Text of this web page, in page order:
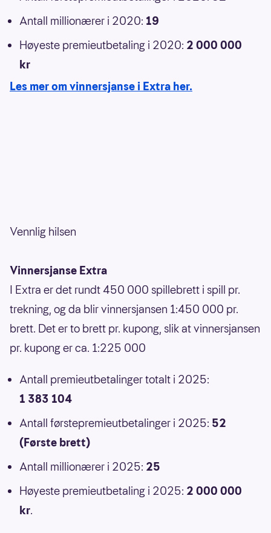
Antall millionærer i 2020: 19
Høyeste premieutbetaling i 2020: 2 000 000
kr
Les mer om vinnersjanse i Extra her.
Vennlig hilsen
Vinnersjanse Extra
I Extra er det rundt 450 000 spillebrett i spill pr.
trekning, og da blir vinnersjansen 1:450 000 pr.
brett. Det er to brett pr. kupong, slik at vinnersjansen
pr. kupong er ca. 1:225 000
Antall premieutbetalinger totalt i 2025:
1 383 104
Antall førstepremieutbetalinger i 2025: 52
(Første brett)
Antall millionærer i 2025: 25
Høyeste premieutbetaling i 2025: 2 000 000
kr.